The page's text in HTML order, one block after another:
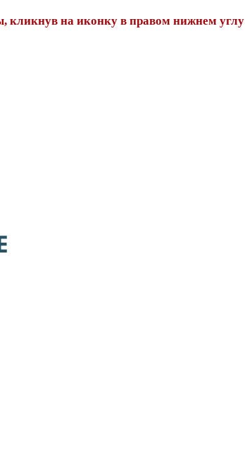
кликнув на иконку в правом нижнем углу